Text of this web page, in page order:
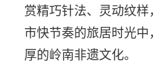
赏精巧针法、灵动纹样
市快节奏的旅居时光中
厚的岭南非遗文化。